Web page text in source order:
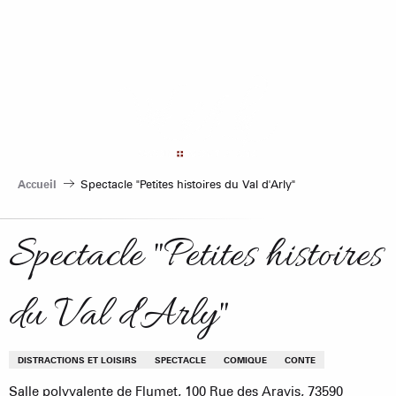
Accueil Spectacle "Petites histoires du Val d'Arly"
Spectacle "Petites histoires
du Val d'Arly"
DISTRACTIONS ET LOISIRS SPECTACLE COMIQUE CONTE
Salle polyvalente de Flumet, 100 Rue des Aravis, 73590